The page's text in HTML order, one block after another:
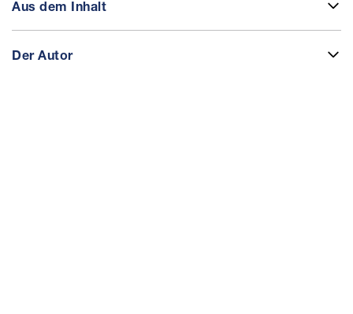
Aus dem Inhalt
Der Autor